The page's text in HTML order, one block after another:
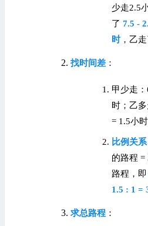
少走2.5
了 7.5 -
时，乙走
找时间差：
甲少走
时；乙
= 1.5小时
比例关系
的路程 =
路程，即
1.5 : 1 =
求总路程：